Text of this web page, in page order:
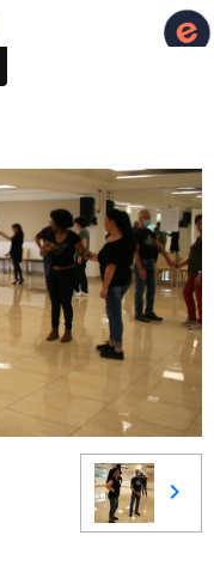
DE SALON - PORT